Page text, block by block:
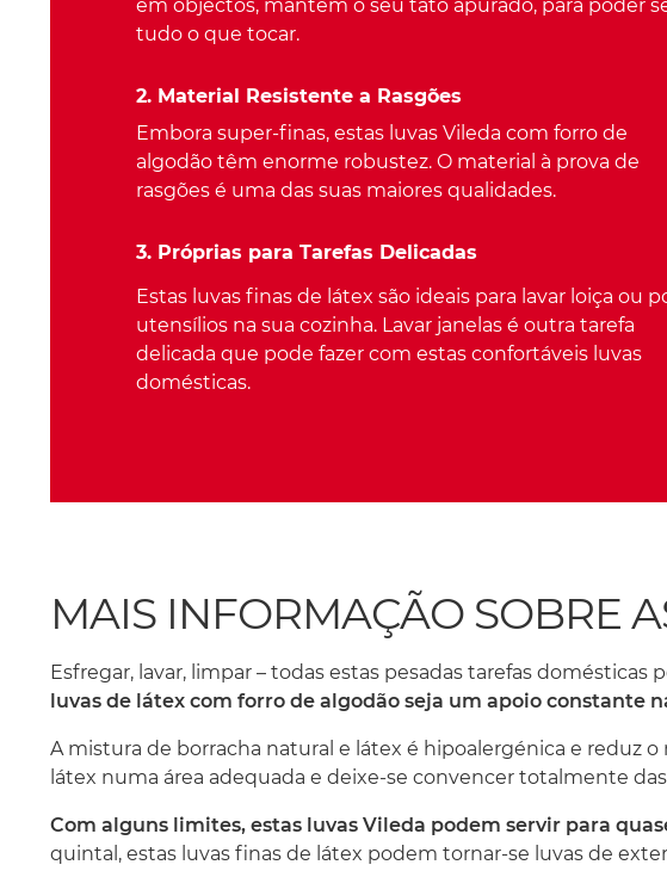
em objectos, mantêm o seu tato apurado, para poder
tudo o que tocar.
2. Material Resistente a Rasgões
Embora super-finas, estas luvas Vileda com forro de
algodão têm enorme robustez. O material à prova de
rasgões é uma das suas maiores qualidades.
3. Próprias para Tarefas Delicadas
Estas luvas finas de látex são ideais para lavar loiça ou
utensílios na sua cozinha. Lavar janelas é outra tarefa
delicada que pode fazer com estas confortáveis luvas
domésticas.
MAIS INFORMAÇÃO SOBRE
Esfregar, lavar, limpar – todas estas pesadas tarefas
luvas de látex com forro de algodão seja um apoio constante
A mistura de borracha natural e látex é hipoalergénica e reduz o
látex numa área adequada e deixe-se convencer totalmente
Com alguns limites, estas luvas Vileda podem servir para
quintal, estas luvas finas de látex podem tornar-se luvas de